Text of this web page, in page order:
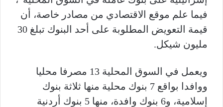
فيما علم موقع الاقتصادي من مصادر خاصة، أن
قيمة التعويض المطلوبة على أحد البنوك تبلغ 30
مليون شيكل.
ويعمل في السوق المحلية 13 مصرفا محليا
ووافدا بواقع 7 بنوك محلية منها ثلاثة بنوك
إسلامية، و6 بنوك وافدة، منها 5 بنوك أردنية